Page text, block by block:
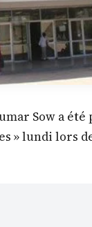
Sow a
» lundi lors